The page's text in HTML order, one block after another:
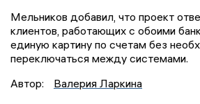
Мельников добавил, что проект
клиентов, работающих с обоими
единую картину по счетам без
переключаться между системами.
Автор:
Валерия Ларкина